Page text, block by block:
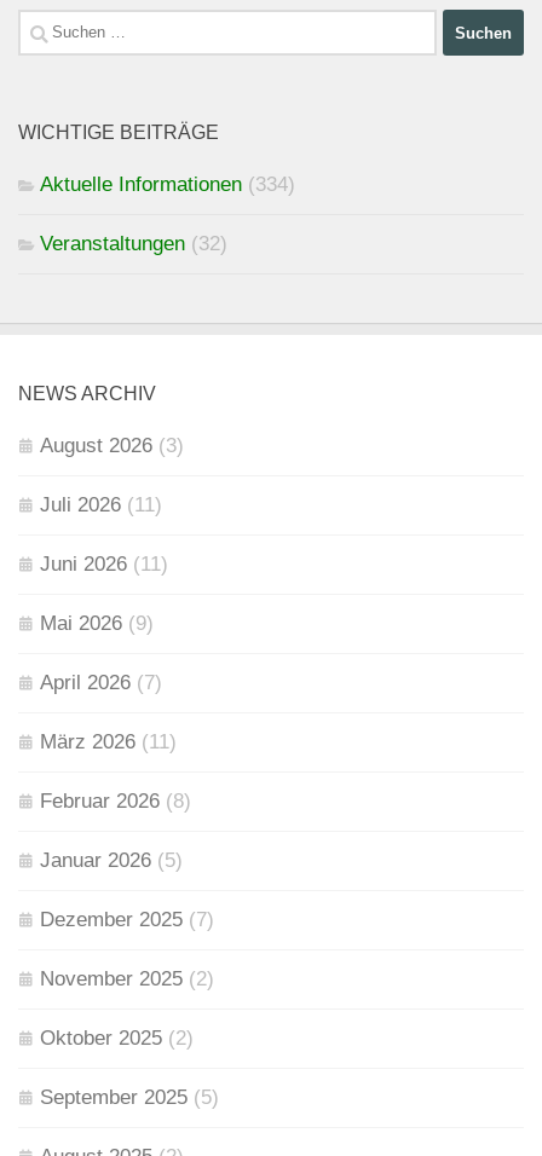
Suchen
nach:
WICHTIGE BEITRÄGE
Aktuelle Informationen (334)
Veranstaltungen (32)
NEWS ARCHIV
August 2026 (3)
Juli 2026 (11)
Juni 2026 (11)
Mai 2026 (9)
April 2026 (7)
März 2026 (11)
Februar 2026 (8)
Januar 2026 (5)
Dezember 2025 (7)
November 2025 (2)
Oktober 2025 (2)
September 2025 (5)